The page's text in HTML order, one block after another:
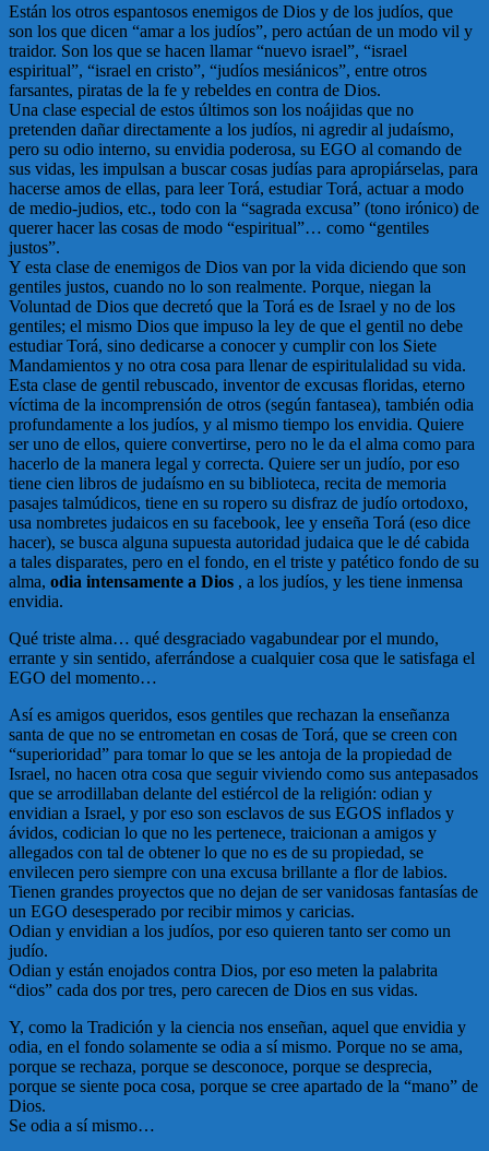
Están los otros espantosos enemigos de Dios y de los judíos, que
son los que dicen “amar a los judíos”, pero actúan de un modo vil y
traidor. Son los que se hacen llamar “nuevo israel”, “israel
espiritual”, “israel en cristo”, “judíos mesiánicos”, entre otros
farsantes, piratas de la fe y rebeldes en contra de Dios.
Una clase especial de estos últimos son los noájidas que no
pretenden dañar directamente a los judíos, ni agredir al judaísmo,
pero su odio interno, su envidia poderosa, su EGO al comando de
sus vidas, les impulsan a buscar cosas judías para apropiárselas, para
hacerse amos de ellas, para leer Torá, estudiar Torá, actuar a modo
de medio-judios, etc., todo con la “sagrada excusa” (tono irónico) de
querer hacer las cosas de modo “espiritual”… como “gentiles
justos”.
Y esta clase de enemigos de Dios van por la vida diciendo que son
gentiles justos, cuando no lo son realmente. Porque, niegan la
Voluntad de Dios que decretó que la Torá es de Israel y no de los
gentiles; el mismo Dios que impuso la ley de que el gentil no debe
estudiar Torá, sino dedicarse a conocer y cumplir con los Siete
Mandamientos y no otra cosa para llenar de espiritulalidad su vida.
Esta clase de gentil rebuscado, inventor de excusas floridas, eterno
víctima de la incomprensión de otros (según fantasea), también odia
profundamente a los judíos, y al mismo tiempo los envidia. Quiere
ser uno de ellos, quiere convertirse, pero no le da el alma como para
hacerlo de la manera legal y correcta. Quiere ser un judío, por eso
tiene cien libros de judaísmo en su biblioteca, recita de memoria
pasajes talmúdicos, tiene en su ropero su disfraz de judío ortodoxo,
usa nombretes judaicos en su facebook, lee y enseña Torá (eso dice
hacer), se busca alguna supuesta autoridad judaica que le dé cabida
a tales disparates, pero en el fondo, en el triste y patético fondo de su
alma, odia intensamente a Dios , a los judíos, y les tiene inmensa
envidia.
Qué triste alma… qué desgraciado vagabundear por el mundo,
errante y sin sentido, aferrándose a cualquier cosa que le satisfaga el
EGO del momento…
Así es amigos queridos, esos gentiles que rechazan la enseñanza
santa de que no se entrometan en cosas de Torá, que se creen con
“superioridad” para tomar lo que se les antoja de la propiedad de
Israel, no hacen otra cosa que seguir viviendo como sus antepasados
que se arrodillaban delante del estiércol de la religión: odian y
envidian a Israel, y por eso son esclavos de sus EGOS inflados y
ávidos, codician lo que no les pertenece, traicionan a amigos y
allegados con tal de obtener lo que no es de su propiedad, se
envilecen pero siempre con una excusa brillante a flor de labios.
Tienen grandes proyectos que no dejan de ser vanidosas fantasías de
un EGO desesperado por recibir mimos y caricias.
Odian y envidian a los judíos, por eso quieren tanto ser como un
judío.
Odian y están enojados contra Dios, por eso meten la palabrita
“dios” cada dos por tres, pero carecen de Dios en sus vidas.
Y, como la Tradición y la ciencia nos enseñan, aquel que envidia y
odia, en el fondo solamente se odia a sí mismo. Porque no se ama,
porque se rechaza, porque se desconoce, porque se desprecia,
porque se siente poca cosa, porque se cree apartado de la “mano” de
Dios.
Se odia a sí mismo…